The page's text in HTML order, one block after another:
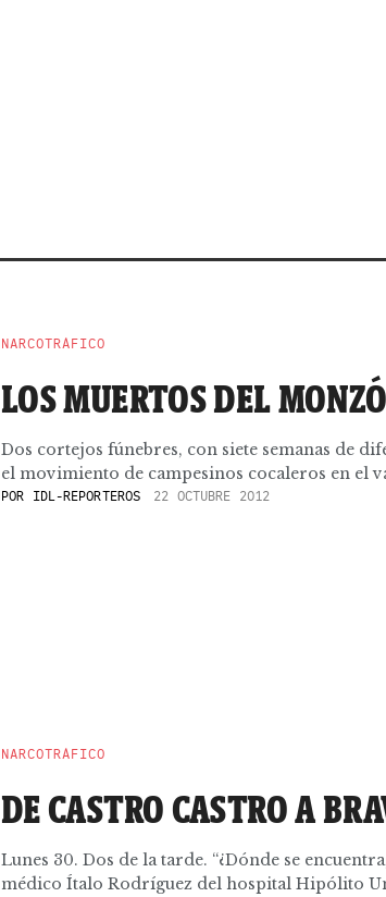
NARCOTRÁFICO
LOS MUERTOS DEL
Dos cortejos fúnebres, con siete semanas de
el movimiento de campesinos cocaleros en el
POR IDL-REPORTEROS 22 OCTUBRE 2012
NARCOTRÁFICO
DE CASTRO CASTRO A
Lunes 30. Dos de la tarde. “¿Dónde se
médico Ítalo Rodríguez del hospital Hipólito